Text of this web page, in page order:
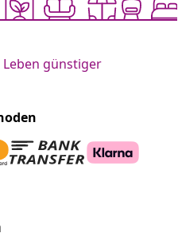
Leben günstiger